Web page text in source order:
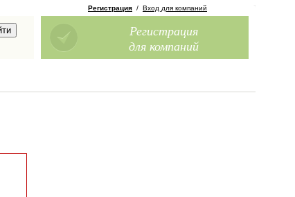
Регистрация / Вход для компаний
Регистрация
для компаний